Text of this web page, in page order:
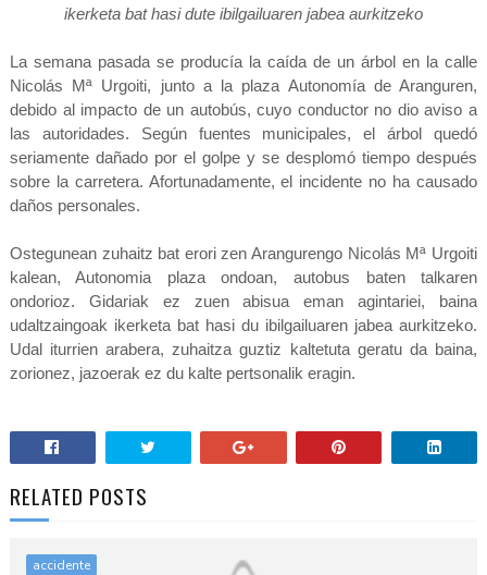
ikerketa bat hasi dute ibilgailuaren jabea aurkitzeko
La semana pasada se producía la caída de un árbol en la calle
Nicolás Mª Urgoiti, junto a la plaza Autonomía de Aranguren,
debido al impacto de un autobús, cuyo conductor no dio aviso a
las autoridades. Según fuentes municipales, el árbol quedó
seriamente dañado por el golpe y se desplomó tiempo después
sobre la carretera. Afortunadamente, el incidente no ha causado
daños personales.
Ostegunean zuhaitz bat erori zen Arangurengo Nicolás Mª Urgoiti
kalean, Autonomia plaza ondoan, autobus baten talkaren
ondorioz. Gidariak ez zuen abisua eman agintariei, baina
udaltzaingoak ikerketa bat hasi du ibilgailuaren jabea aurkitzeko.
Udal iturrien arabera, zuhaitza guztiz kaltetuta geratu da baina,
zorionez, jazoerak ez du kalte pertsonalik eragin.
RELATED POSTS
accidente